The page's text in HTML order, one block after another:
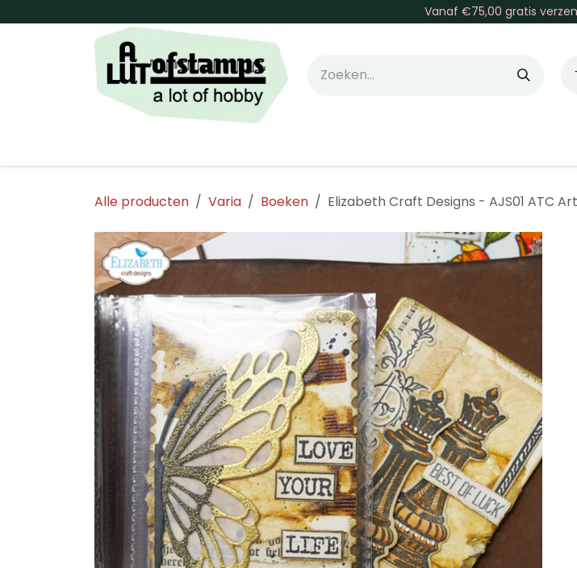
Vanaf €75,00 gratis
Alle producten Varia Boeken Elizabeth Craft Designs - AJS01 ATC